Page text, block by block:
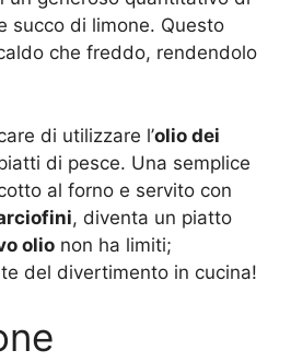
succo di limone. Questo
che freddo, rendendolo
di utilizzare l’olio dei
di pesce. Una semplice
al forno e servito con
, diventa un piatto
olio non ha limiti;
del divertimento in cucina!